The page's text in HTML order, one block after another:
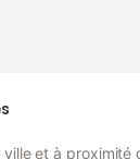
et à proximité